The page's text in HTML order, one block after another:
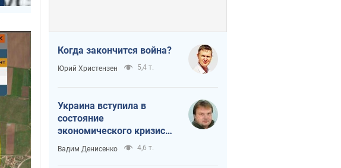
Когда закончится война?
Юрий Христензен 5,4 т.
Украина вступила в
состояние
экономического кризиса.
Есть ли свет в конце
туннеля?
Вадим Денисенко 4,6 т.